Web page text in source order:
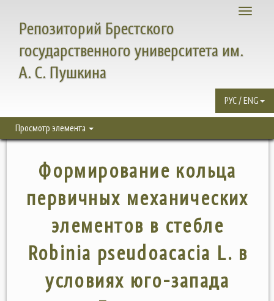
Toggle
Репозиторий Брестского
государственного университета им.
А. С. Пушкина
РУС / ENG
Просмотр элемента
Формирование кольца
первичных механических
элементов в стебле
Robinia pseudoacacia L. в
условиях юго-запада